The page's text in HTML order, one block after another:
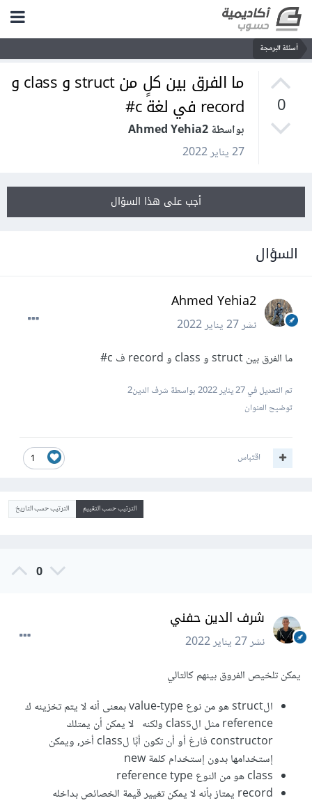
أسئلة البرمجة
0
ما الفرق بين كلٍ من struct و class و
record في لغة c#
بواسطة Ahmed Yehia2
27 يناير 2022
أجب على هذا السؤال
السؤال
Ahmed Yehia2
نشر27 يناير 2022
ما الفرق بين struct و class و record ف c#
تم التعديل في27 يناير 2022
بواسطة شرف الدين2
توضيح العنوان
1 اقتباس
الترتيب حسب التقييم الترتيب حسب التاريخ
0
شرف الدين حفني
نشر27 يناير 2022
يمكن تلخيص الفروق بينهم كالتالي
الstruct هو من نوع value-type بمعنى أنه لا يتم تخزينه ك
reference مثل الclass ولكنه لا يمكن أن يمتلك
constructor فارغ أو أن تكون أبًا لclass أخر, ويمكن
إستخدامها بدون إستخدام كلمة new
class هو من النوع reference type
record يمتاز بأنه لا يمكن تغيير قيمة الخصائص بداخله